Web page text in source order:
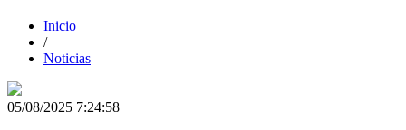
Inicio
/
Noticias
05/08/2025 7:24:58